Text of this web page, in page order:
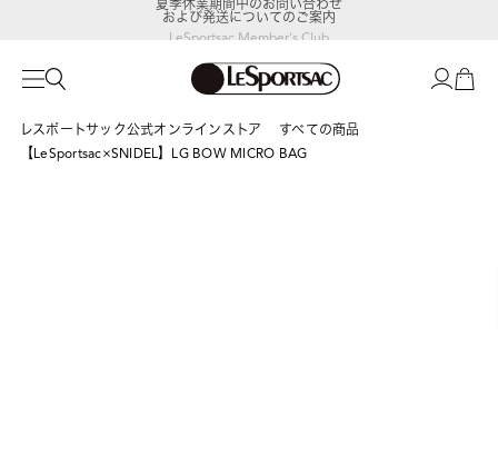
LeSportsac Member's Club
ポイントアップキャンペーン開催中
および発送についてのご案内
レスポートサック公式オンラインストア
すべての商品
【LeSportsac×SNIDEL】LG BOW MICRO BAG